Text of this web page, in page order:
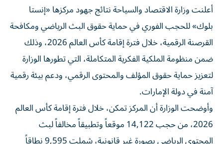
أعلنت وزارة الاقتصاد والسياحة نتائج جهود مركزها «إنستا
بلوك» للحجب الفوري في حماية حقوق البث الرياضي ومكافحة
القرصنة الرقمية، خلال فترة إقامة كأس العالم 2026، وذلك
ضمن منظومة الملكية الفكرية المتكاملة، التي تطورها الوزارة
لتعزيز حماية حقوق المؤلف والمحتوى الرقمي، ودعم بيئة رقمية
آمنة في دولة الإمارات.
وأوضحت الوزارة أن المركز تمكن، خلال فترة إقامة كأس العالم
2026، من حجب 14,122 موقعاً وتطبيقاً مخالفاً لبث